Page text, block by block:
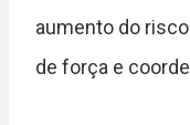
aumento do
de força e